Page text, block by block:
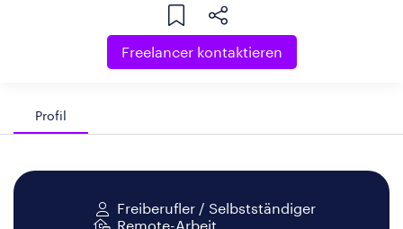
Freelancer kontaktieren
Profil
Freiberufler / Selbstständiger
Remote-Arbeit